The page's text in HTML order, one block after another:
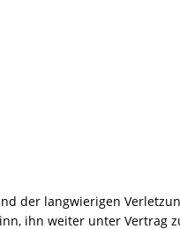
der langwierigen
ihn weiter unter Vertrag